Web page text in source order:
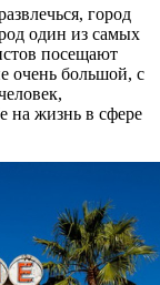
город
один из самых
посещают
очень большой, с
на жизнь в сфере